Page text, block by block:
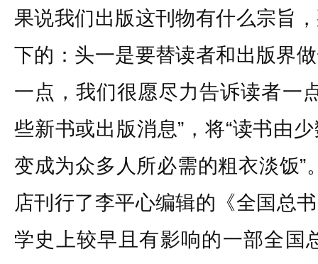
果说我们出版这刊物有什么宗旨
下的：头一是要替读者和出版界
一点，我们很愿尽力告诉读者一
些新书或出版消息”，将“读书由
变成为众多人所必需的粗衣淡饭”
店刊行了李平心编辑的《全国总
学史上较早且有影响的一部全国